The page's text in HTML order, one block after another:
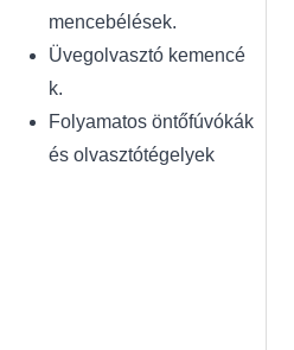
mencebélések.
Üvegolvasztó kemencé
k.
Folyamatos öntőfúvókák
és olvasztótégelyek